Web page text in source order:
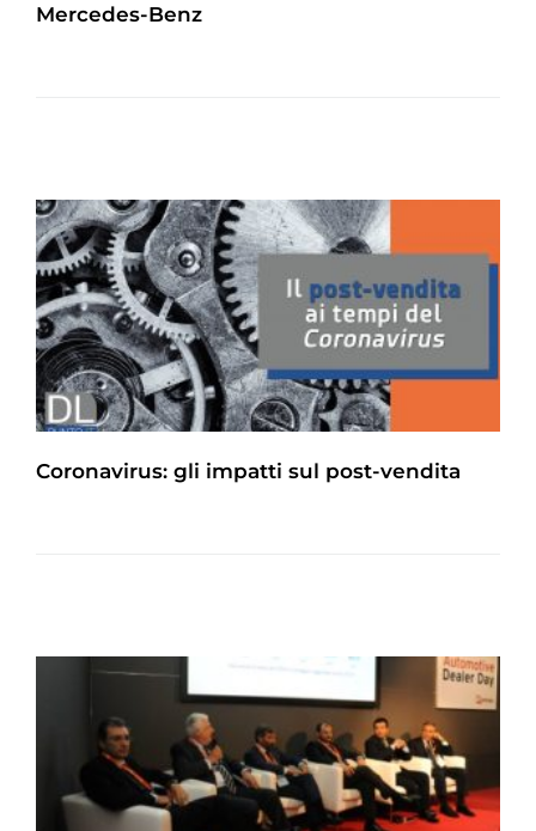
Mercedes-Benz
Coronavirus: gli impatti sul post-vendita